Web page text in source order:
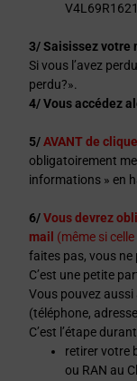
3/ Saisissez votre
Si vous l’avez
perdu?».
4/ Vous accédez
5/ AVANT de
obligatoirement
informations » en
6/Vous devrez
mail (même si
faites pas, vous ne
C’est une petite
Vous pouvez
(téléphone,
C’est l’étape
retirer votre
ou RAN au